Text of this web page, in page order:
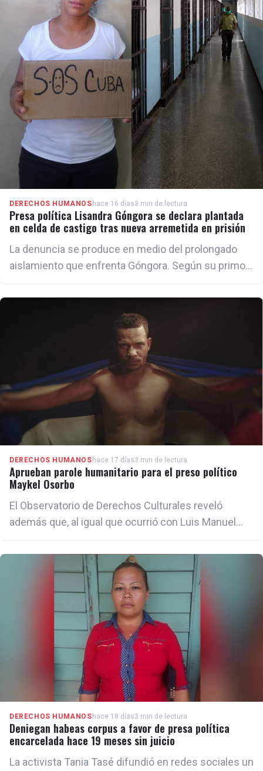
DERECHOS HUMANOS hace 16 días3 min de lectura
Presa política Lisandra Góngora se declara plantada
en celda de castigo tras nueva arremetida en prisión
La denuncia se produce en medio del prolongado
aislamiento que enfrenta Góngora. Según su primo,
sus hijos, quienes residen en La Habana.
DERECHOS HUMANOS hace 17 días3 min de lectura
Aprueban parole humanitario para el preso político
Maykel Osorbo
El Observatorio de Derechos Culturales reveló
además que, al igual que ocurrió con Luis Manuel
aprobado un parole humanitario para viajar a Estados
DERECHOS HUMANOS hace 18 días3 min de lectura
Deniegan habeas corpus a favor de presa política
encarcelada hace 19 meses sin juicio
La activista Tania Tasé difundió en redes sociales un